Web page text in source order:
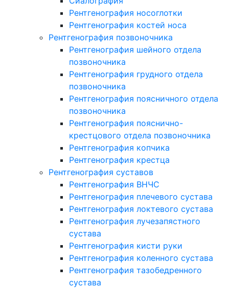
Рентгенография носоглотки
Рентгенография костей носа
Рентгенография позвоночника
Рентгенография шейного отдела
позвоночника
Рентгенография грудного отдела
позвоночника
Рентгенография поясничного отдела
позвоночника
Рентгенография пояснично-
крестцового отдела позвоночника
Рентгенография копчика
Рентгенография крестца
Рентгенография суставов
Рентгенография ВНЧС
Рентгенография плечевого сустава
Рентгенография локтевого сустава
Рентгенография лучезапястного
сустава
Рентгенография кисти руки
Рентгенография коленного сустава
Рентгенография тазобедренного
сустава